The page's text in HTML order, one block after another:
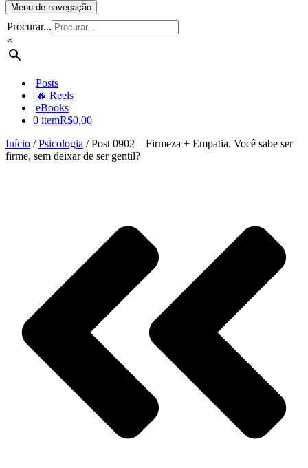
Menu de navegação
Procurar...
×
Posts
🔥 Reels
eBooks
0 itemR$0,00
Início /Psicologia / Post 0902 – Firmeza + Empatia. Você sabe ser
firme, sem deixar de ser gentil?